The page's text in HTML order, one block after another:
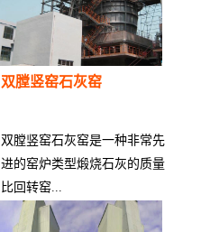
双膛竖窑石灰窑
双膛竖窑石灰窑是一种非常先
进的窑炉类型煅烧石灰的质量
比回转窑...
供应商：